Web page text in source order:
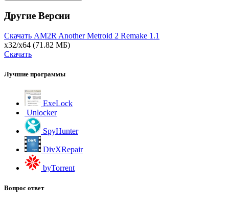
Другие Версии
Скачать AM2R Another Metroid 2 Remake 1.1
x32/x64 (71.82 МБ)
Скачать
Лучшие программы
ExeLock
Unlocker
SpyHunter
DivXRepair
byTorrent
Вопрос ответ